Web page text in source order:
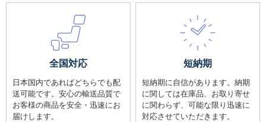
全国対応
日本国内であればどちらでも配
送可能です。安心の輸送品質で
お客様の商品を安全・迅速にお
届けします。
短納期
短納期に自信があります。納期
に関しては在庫品、お取り寄せ
に関わらず、可能な限り迅速に
対応させていただきます。